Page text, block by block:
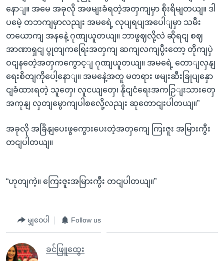
နောျ။ အမေ အခုလို အဖမျးခံရတဲ့အတှကျမှာ စိုးရိမျတယျ။ ဒါ
ပမေဲ့ တဘကျမှာလညျး အမရေဲ့ လုပျရပျအပေါျမှာ သမီး
တယောကျ အနနေဲ့ ဂုဏျယူတယျ။ ဘာဖွဈလို့လဲ ဆိုရငျ စဈ
အာဏာရှငျ ပွုတျကရြေးအတှကျ ဆကျလကျပွီးတော့ တိုကျပှဲ
ဝငျနတေဲ့အတှကကွောင့ျ ဂုဏျယူတယျ။ အမရေဲ့ တောျလှနျ
ရေးစိတျကိုပေါ့နောျ။ အမနေဲ့အတူ မတရား ဖမျးဆီးခြုပျနှော
ငျခံထားရတဲ့ သူတှေ၊ လူငယျတှေ၊ နိုငျငံရေးအကဉြျးသားတှေ
အကုနျ လှတျမွောကျပါစလေို့လညျး ဆုတောငျးပါတယျ။”
အခုလို အခြိနျပေးဖွကွေားပေးတဲ့အတှကျေ ကြးဇူး အမြားကွီး
တငျပါတယျ။
“ဟုတျကဲ့။ ကြေးဇူးအမြားကွီး တငျပါတယျ။”
မျှဝေပါ Follow us
ခင်ဖြူထွေး